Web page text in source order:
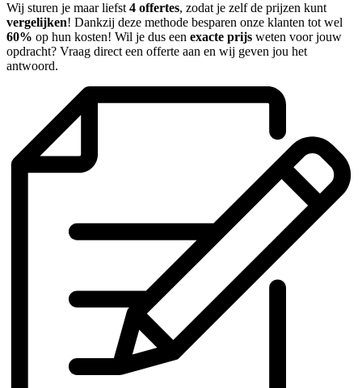
Wij sturen je maar liefst 4 offertes, zodat je zelf de prijzen kunt
vergelijken! Dankzij deze methode besparen onze klanten tot wel
60% op hun kosten! Wil je dus een exacte prijs weten voor jouw
opdracht? Vraag direct een offerte aan en wij geven jou het
antwoord.